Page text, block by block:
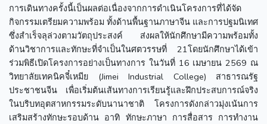
การเดินทางครั้งนี้เป็นผลต่อเนื่องจากการดำเนินโครงการที่ได้จัด
กิจกรรมเตรียมความพร้อม ทั้งด้านพื้นฐานภาษาจีน และการปฐมนิเทศ
ซึ่งสำเร็จลุล่วงตามวัตถุประสงค์ ส่งผลให้นักศึกษามีความพร้อมทั้ง
ด้านวิชาการและทักษะที่จำเป็นในศตวรรษที่ 21โดยนักศึกษาได้เข้า
ร่วมพิธีเปิดโครงการอย่างเป็นทางการ ในวันที่ 16 เมษายน 2569 ณ
วิทยาลัยเทคนิคจี๋เหมีย (Jimei Industrial College) สาธารณรัฐ
ประชาชนจีน เพื่อเริ่มต้นเส้นทางการเรียนรู้และฝึกประสบการณ์จริง
ในบริบทอุตสาหกรรมระดับนานาชาติ โครงการดังกล่าวมุ่งเน้นการ
เสริมสร้างทักษะรอบด้าน อาทิ ทักษะภาษา การสื่อสาร การทำงาน